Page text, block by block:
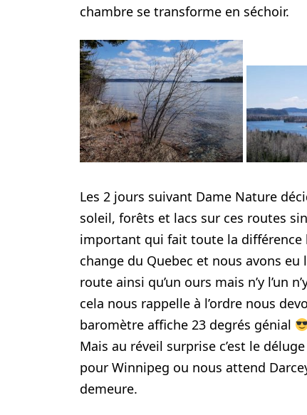
chambre se transforme en séchoir.
Les 2 jours suivant Dame Nature
soleil, forêts et lacs sur ces routes
important qui fait toute la
change du Quebec et nous avons
route ainsi qu’un ours mais n’y l’un
cela nous rappelle à l’ordre nous
baromètre affiche 23 degrés génial
Mais au réveil surprise c’est le
pour Winnipeg ou nous attend
demeure.